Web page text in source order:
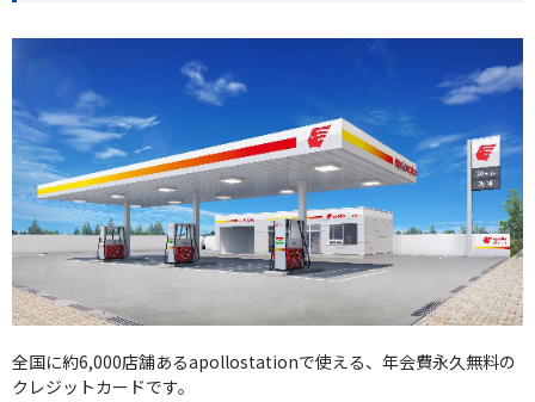
全国に約6,000店舗あるapollostationで使える、年会費永久無料の
クレジットカードです。